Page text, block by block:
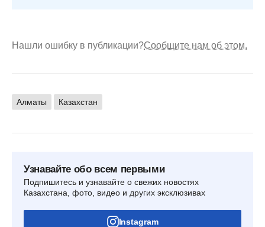
Нашли ошибку в публикации?Сообщите нам об этом.
Алматы Казахстан
Узнавайте обо всем первыми
Подпишитесь и узнавайте о свежих новостях
Казахстана, фото, видео и других эксклюзивах
Instagram